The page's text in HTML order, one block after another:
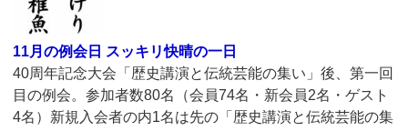
11月の例会日 スッキリ快晴の一日
40周年記念大会「歴史講演と伝統芸能の集い」後、第一回
目の例会。参加者数80名（会員74名・新会員2名・ゲスト
4名）新規入会者の内1名は先の「歴史講演と伝統芸能の集